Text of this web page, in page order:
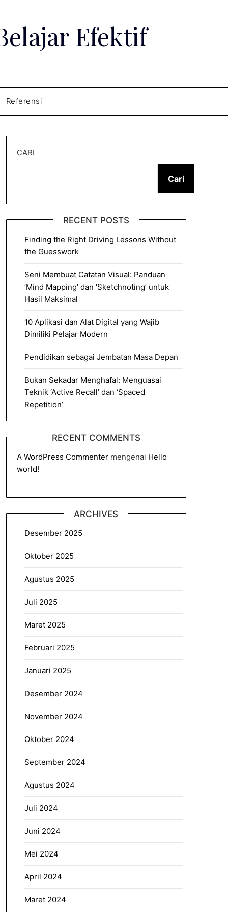
Efektif
Referensi
CARI
Cari
RECENT POSTS
Finding the Right Driving Lessons Without
the Guesswork
Seni Membuat Catatan Visual: Panduan
‘Mind Mapping’ dan ‘Sketchnoting’ untuk
Hasil Maksimal
10 Aplikasi dan Alat Digital yang Wajib
Dimiliki Pelajar Modern
Pendidikan sebagai Jembatan Masa Depan
Bukan Sekadar Menghafal: Menguasai
Teknik ‘Active Recall’ dan ‘Spaced
Repetition’
RECENT COMMENTS
A WordPress Commentermengenai Hello
world!
ARCHIVES
Desember 2025
Oktober 2025
Agustus 2025
Juli 2025
Maret 2025
Februari 2025
Januari 2025
Desember 2024
November 2024
Oktober 2024
September 2024
Agustus 2024
Juli 2024
Juni 2024
Mei 2024
April 2024
Maret 2024